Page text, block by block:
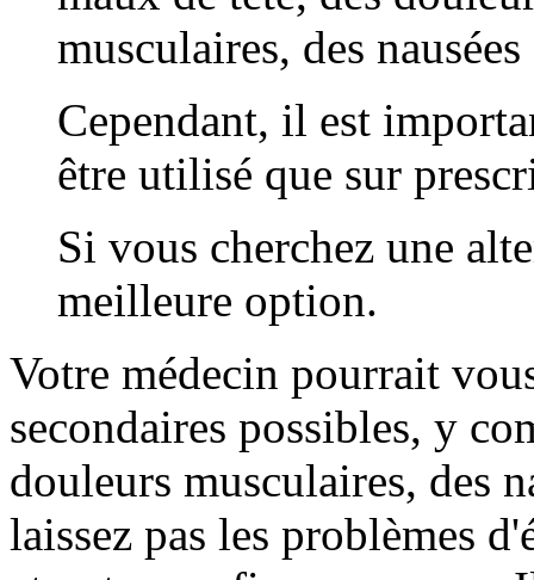
musculaires, des
Cependant, il est
être utilisé que sur
Si vous cherchez une
meilleure option.
Votre médecin pourrait
secondaires possibles, y
douleurs musculaires, des
laissez pas les problèmes